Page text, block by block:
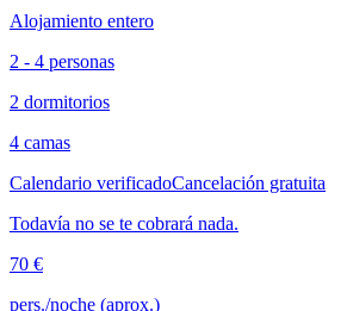
Alojamiento entero
2 - 4 personas
2 dormitorios
4 camas
Calendario verificadoCancelación gratuita
Todavía no se te cobrará nada.
70 €
pers./noche (aprox.)